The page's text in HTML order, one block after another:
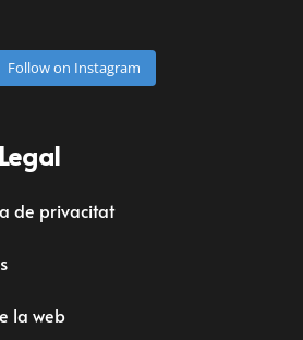
Follow on Instagram
de privacitat
la web